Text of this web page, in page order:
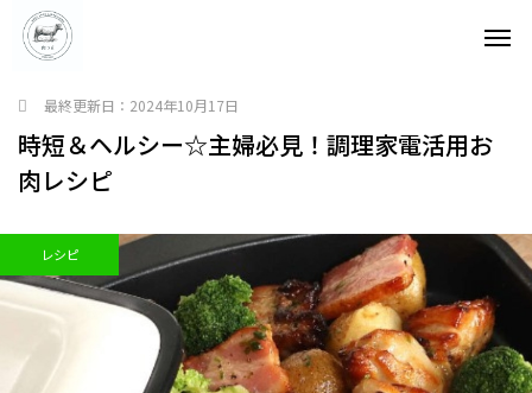
最終更新日： 2024年10月17日
時短＆ヘルシー☆主婦必見！調理家電活用お
肉レシピ
レシピ